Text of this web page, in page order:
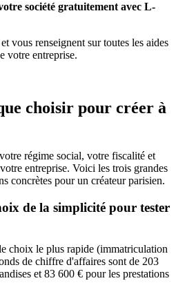
société gratuitement avec L-
vous renseignent sur toutes les aides
votre entreprise.
choisir pour créer à
régime social, votre fiscalité et
entreprise. Voici les trois grandes
concrètes pour un créateur parisien.
de la simplicité pour tester
choix le plus rapide (immatriculation
de chiffre d'affaires sont de 203
et 83 600 € pour les prestations